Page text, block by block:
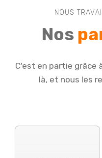
NOUS
Nos
C'est en partie grâce
là, et nous les